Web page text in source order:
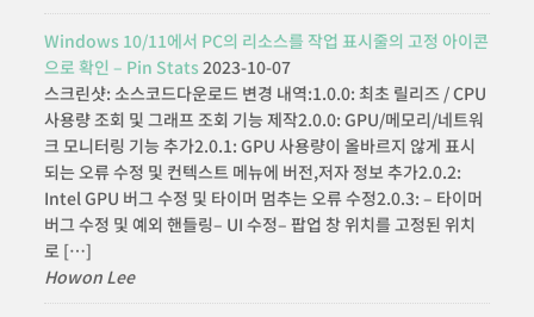
Windows 10/11에서 PC의 리소스를 작업 표시줄의 고정 아이콘
으로 확인 – Pin Stats 2023-10-07
스크린샷: 소스코드다운로드 변경 내역:1.0.0: 최초 릴리즈 / CPU
사용량 조회 및 그래프 조회 기능 제작2.0.0: GPU/메모리/네트워
크 모니터링 기능 추가2.0.1: GPU 사용량이 올바르지 않게 표시
되는 오류 수정 및 컨텍스트 메뉴에 버전,저자 정보 추가2.0.2:
Intel GPU 버그 수정 및 타이머 멈추는 오류 수정2.0.3: – 타이머
버그 수정 및 예외 핸들링– UI 수정– 팝업 창 위치를 고정된 위치
로 […]
Howon Lee